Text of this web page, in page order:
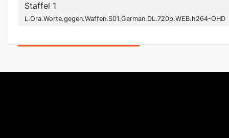
Staffel 1
L.Ora.Worte.gegen.Waffen.S01.German.DL.720p.WEB.h264-OHD